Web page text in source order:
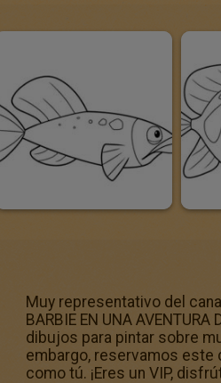
Muy representativo del
BARBIE EN UNA
dibujos para pintar sobre
embargo, reservamos este
como tú. ¡Eres un VIP,